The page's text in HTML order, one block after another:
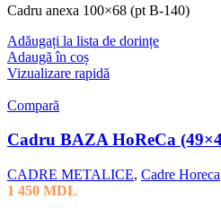
Cadru anexa 100×68 (pt B-140)
Adăugați la lista de dorințe
Adaugă în coș
Vizualizare rapidă
Compară
Cadru BAZA HoReCa
CADRE METALICE, Cadre Horeca
1 450 MDL